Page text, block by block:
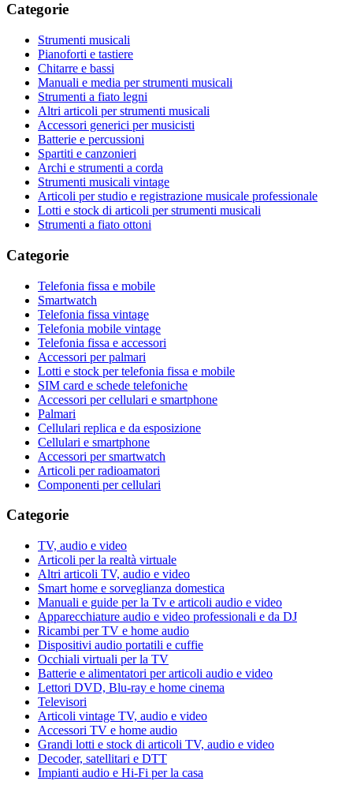
Categorie
Strumenti musicali
Pianoforti e tastiere
Chitarre e bassi
Manuali e media per strumenti musicali
Strumenti a fiato legni
Altri articoli per strumenti musicali
Accessori generici per musicisti
Batterie e percussioni
Spartiti e canzonieri
Archi e strumenti a corda
Strumenti musicali vintage
Articoli per studio e registrazione musicale professionale
Lotti e stock di articoli per strumenti musicali
Strumenti a fiato ottoni
Categorie
Telefonia fissa e mobile
Smartwatch
Telefonia fissa vintage
Telefonia mobile vintage
Telefonia fissa e accessori
Accessori per palmari
Lotti e stock per telefonia fissa e mobile
SIM card e schede telefoniche
Accessori per cellulari e smartphone
Palmari
Cellulari replica e da esposizione
Cellulari e smartphone
Accessori per smartwatch
Articoli per radioamatori
Componenti per cellulari
Categorie
TV, audio e video
Articoli per la realtà virtuale
Altri articoli TV, audio e video
Smart home e sorveglianza domestica
Manuali e guide per la Tv e articoli audio e video
Apparecchiature audio e video professionali e da DJ
Ricambi per TV e home audio
Dispositivi audio portatili e cuffie
Occhiali virtuali per la TV
Batterie e alimentatori per articoli audio e video
Lettori DVD, Blu-ray e home cinema
Televisori
Articoli vintage TV, audio e video
Accessori TV e home audio
Grandi lotti e stock di articoli TV, audio e video
Decoder, satellitari e DTT
Impianti audio e Hi-Fi per la casa